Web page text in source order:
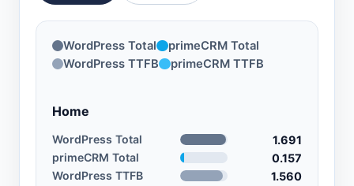
WordPress Total
primeCRM Total
WordPress TTFB
primeCRM TTFB
Home
WordPress Total
1.691
primeCRM Total
0.157
WordPress TTFB
1.560